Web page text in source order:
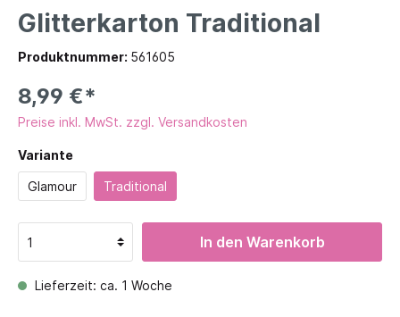
Glitterkarton Traditional
Produktnummer: 561605
8,99 €*
Preise inkl. MwSt. zzgl. Versandkosten
Variante
Glamour Traditional
In den Warenkorb
Lieferzeit: ca. 1 Woche